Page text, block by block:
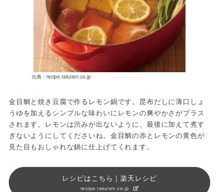
出典：recipe.rakuten.co.jp
金目鯛と焼き豆腐で作るレモン鍋です。昆布だしに薄口しょ
うゆを加えるシンプルな味わいにレモンの爽やかさがプラス
されます。レモンは渋みが出ないように、最後に加えて煮す
ぎないようにしてくださいね。金目鯛の赤とレモンの黄色が
見た目もおしゃれな鍋に仕上げてくれます。
レシピはこちら｜楽天レシピ
recipe.rakuten.co.jp